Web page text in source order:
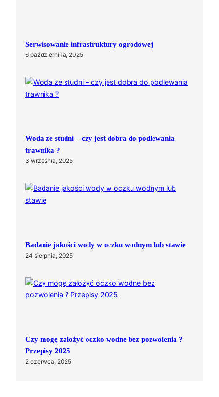
Serwisowanie infrastruktury ogrodowej
6 października, 2025
Woda ze studni – czy jest dobra do podlewania
trawnika ?
3 września, 2025
Badanie jakości wody w oczku wodnym lub stawie
24 sierpnia, 2025
Czy mogę założyć oczko wodne bez pozwolenia ?
Przepisy 2025
2 czerwca, 2025